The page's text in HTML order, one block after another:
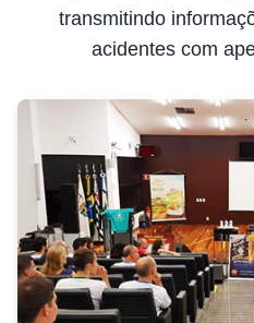
transmitindo
acidentes com